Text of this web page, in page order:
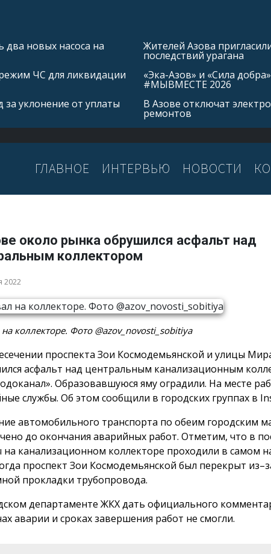
два новых насоса на
ЧС для ликвидации
уклонение от уплаты
Жителей Азова
последствий урагана
«Эка-Азов» и «Сила
#МЫВМЕСТЕ 2026
В Азове отключат
ремонтов
ГЛАВНОЕ ИНТЕРВЬЮ НОВОСТИ
около рынка обрушился асфальт над
коллектором
2022
коллекторе. Фото @azov_novosti_sobitiya
проспекта Зои Космодемьянской и улицы
асфальт над центральным канализационным
Образовавшуюся яму оградили. На месте
службы. Об этом сообщили в городских группах в
автомобильного транспорта по обеим городским
до окончания аварийных работ. Отметим, что в
на канализационном коллекторе проходили в самом
проспект Зои Космодемьянской был перекрыт
прокладки трубопровода.
департаменте ЖКХ дать официального
аварии и сроках завершения работ не смогли.